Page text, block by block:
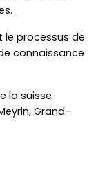
processus de
connaissance
la suisse
Grand-